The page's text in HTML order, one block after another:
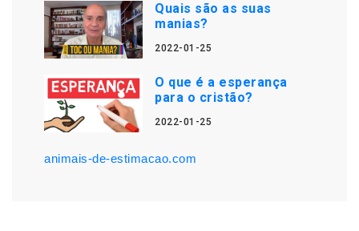
Quais são as suas
manias?
2022-01-25
O que é a esperança
para o cristão?
2022-01-25
animais-de-estimacao.com